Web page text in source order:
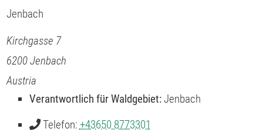
Jenbach
Kirchgasse 7
6200Jenbach
Austria
Verantwortlich für Waldgebiet:Jenbach
Telefon: +43650 8773301